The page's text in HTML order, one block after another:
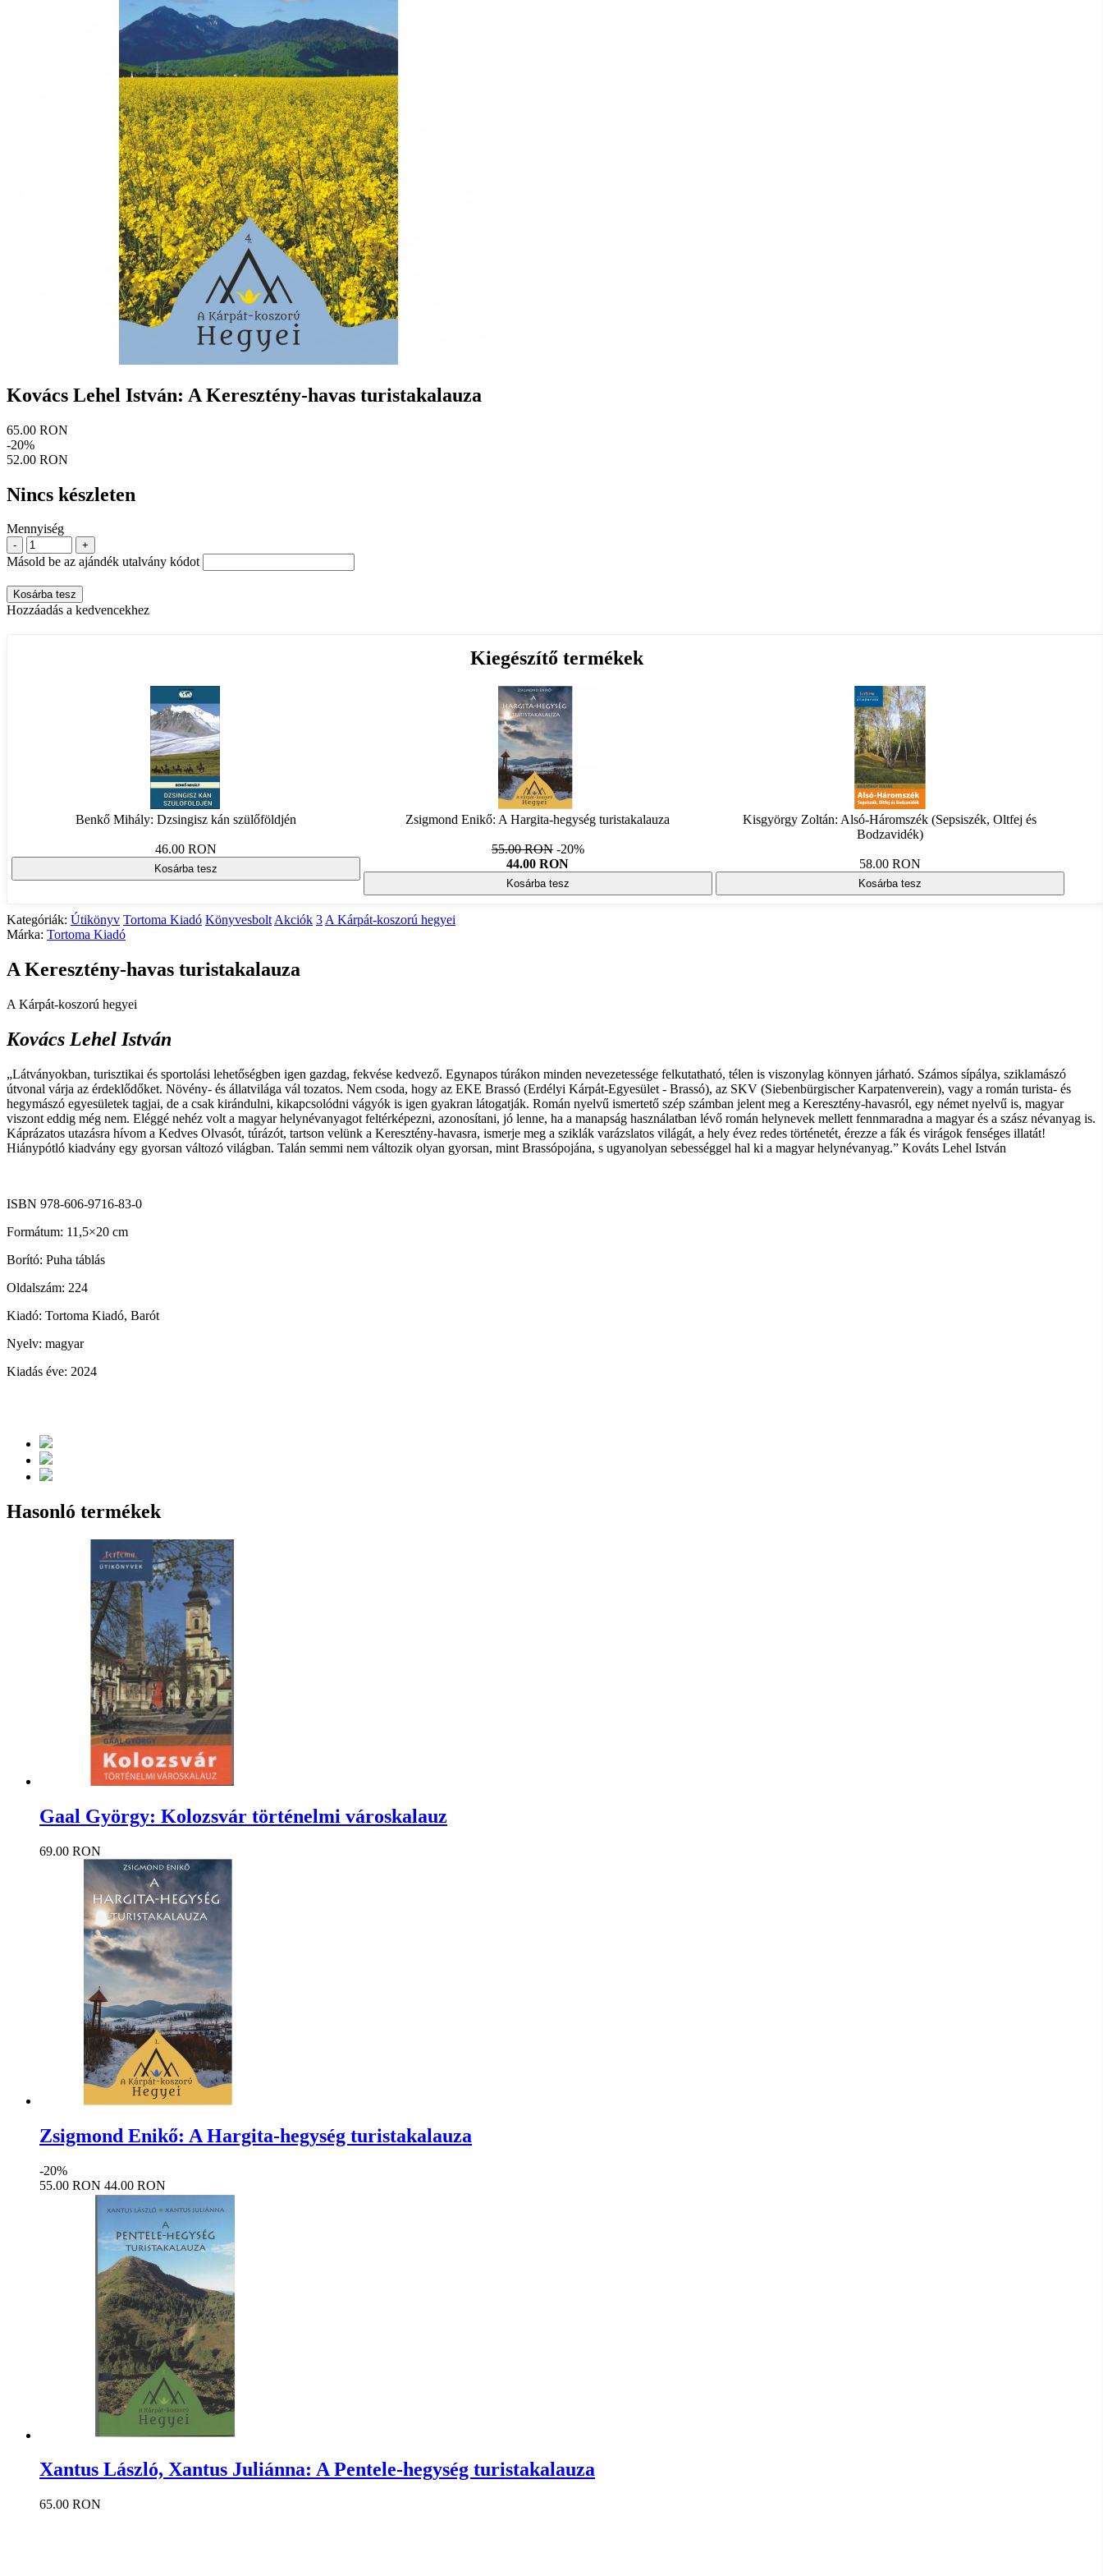
Kovács Lehel István: A Keresztény-havas turistakalauza
65.00 RON
-20%
52.00 RON
Nincs készleten
Mennyiség
- +
Másold be az ajándék utalvány kódot
Kosárba tesz
Hozzáadás a kedvencekhez
Kiegészítő termékek
Benkő Mihály: Dzsingisz kán szülőföldjén
46.00 RON
Kosárba tesz
Zsigmond Enikő: A Hargita-hegység turistakalauza
55.00 RON-20%
44.00 RON
Kosárba tesz
Kisgyörgy Zoltán: Alsó-Háromszék (Sepsiszék, Oltfej és
Bodzavidék)
58.00 RON
Kosárba tesz
Kategóriák: Útikönyv Tortoma Kiadó KönyvesboltAkciók 3A Kárpát-koszorú hegyei
Márka: Tortoma Kiadó
A Keresztény-havas turistakalauza
A Kárpát-koszorú hegyei
Kovács Lehel István
„Látványokban, turisztikai és sportolási lehetőségben igen gazdag, fekvése kedvező. Egynapos túrákon minden nevezetessége felkutatható, télen is viszonylag könnyen járható. Számos sípálya, sziklamászó
útvonal várja az érdeklődőket. Növény- és állatvilága vál tozatos. Nem csoda, hogy az EKE Brassó (Erdélyi Kárpát-Egyesület - Brassó), az SKV (Siebenbürgischer Karpatenverein), vagy a román turista- és
hegymászó egyesületek tagjai, de a csak kirándulni, kikapcsolódni vágyók is igen gyakran látogatják. Román nyelvű ismertető szép számban jelent meg a Keresztény-havasról, egy német nyelvű is, magyar
viszont eddig még nem. Eléggé nehéz volt a magyar helynévanyagot feltérképezni, azonosítani, jó lenne, ha a manapság használatban lévő román helynevek mellett fennmaradna a magyar és a szász névanyag is.
Káprázatos utazásra hívom a Kedves Olvasót, túrázót, tartson velünk a Keresztény-havasra, ismerje meg a sziklák varázslatos világát, a hely évez redes történetét, érezze a fák és virágok fenséges illatát!
Hiánypótló kiadvány egy gyorsan változó világban. Talán semmi nem változik olyan gyorsan, mint Brassópojána, s ugyanolyan sebességgel hal ki a magyar helynévanyag.” Kováts Lehel István
ISBN 978-606-9716-83-0
Formátum: 11,5×20 cm
Borító: Puha táblás
Oldalszám: 224
Kiadó: Tortoma Kiadó, Barót
Nyelv: magyar
Kiadás éve: 2024
Hasonló termékek
Gaal György: Kolozsvár történelmi városkalauz
69.00 RON
Zsigmond Enikő: A Hargita-hegység turistakalauza
-20%
55.00 RON 44.00 RON
Xantus László, Xantus Juliánna: A Pentele-hegység turistakalauza
65.00 RON